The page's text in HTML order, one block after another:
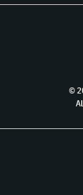
©